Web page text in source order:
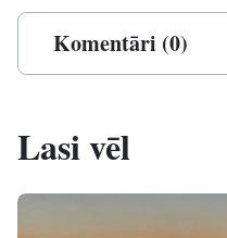
Komentāri (0)
Lasi vēl